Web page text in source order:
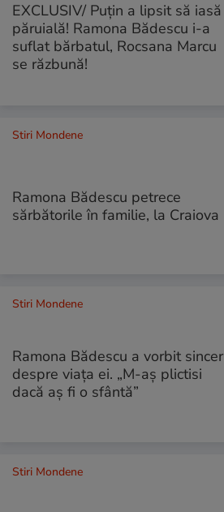
EXCLUSIV/ Puțin a lipsit să iasă
păruială! Ramona Bădescu i-a
suflat bărbatul, Rocsana Marcu
se răzbună!
Stiri Mondene
Ramona Bădescu petrece
sărbătorile în familie, la Craiova
Stiri Mondene
Ramona Bădescu a vorbit sincer
despre viața ei. „M-aș plictisi
dacă aș fi o sfântă”
Stiri Mondene